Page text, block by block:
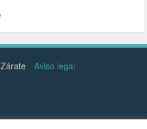
Aviso legal